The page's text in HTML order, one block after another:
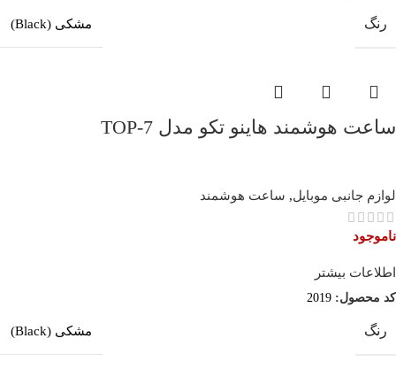
رنگ مشکی (Black)
ساعت هوشمند هاینو تکو مدل TOP-7
لوازم جانبی موبایل, ساعت هوشمند
ناموجود
اطلاعات بیشتر
کد محصول: 2019
رنگ مشکی (Black)